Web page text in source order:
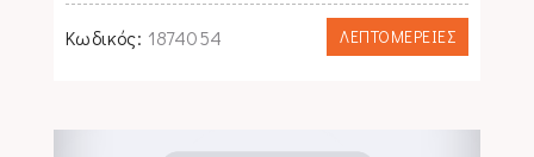
Κωδικός: 1874054 ΛΕΠΤΟΜΕΡΕΙΕΣ